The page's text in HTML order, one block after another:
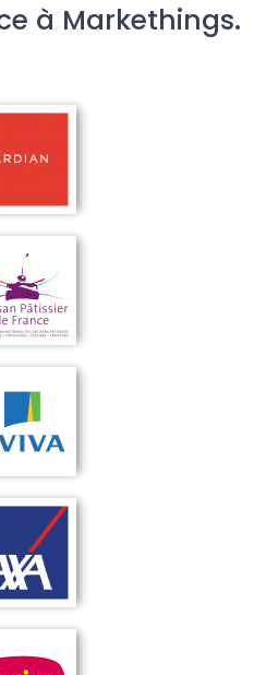
à Markethings.